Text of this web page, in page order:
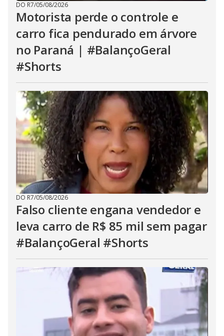
DO R7/05/08/2026
Motorista perde o controle e
carro fica pendurado em árvore
no Paraná | #BalançoGeral
#Shorts
DO R7/05/08/2026
Falso cliente engana vendedor e
leva carro de R$ 85 mil sem pagar
#BalançoGeral #Shorts